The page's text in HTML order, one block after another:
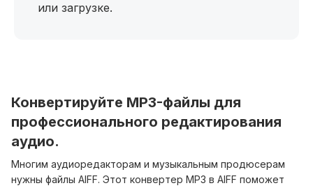
или загрузке.
Конвертируйте MP3-файлы для
профессионального редактирования
аудио.
Многим аудиоредакторам и музыкальным продюсерам
нужны файлы AIFF. Этот конвертер MP3 в AIFF поможет